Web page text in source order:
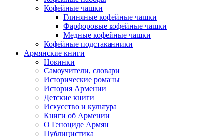
Кофейные чашки
Глиняные кофейные чашки
Фарфоровые кофейные чашки
Медные кофейные чашки
Кофейные подстаканники
Армянские книги
Новинки
Самоучители, словари
Исторические романы
История Армении
Детские книги
Иcкусство и культура
Книги об Армении
О Геноциде Армян
Публицистика